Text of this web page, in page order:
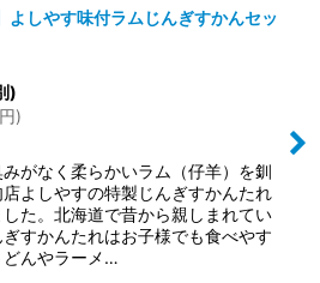
よしやす味付ラムじんぎすかんセッ
)
円)
がなく柔らかいラム（仔羊）を釧
よしやすの特製じんぎすかんたれ
た。北海道で昔から親しまれてい
すかんたれはお子様でも食べやす
どんやラーメ…